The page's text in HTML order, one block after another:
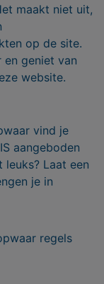
maakt niet uit,
op de site.
en geniet van
website.
vind je
aangeboden
Laat een
je in
regels